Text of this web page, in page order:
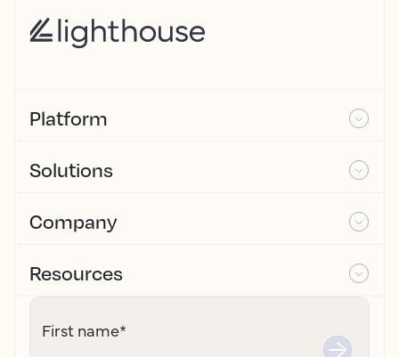
Platform
Solutions
Company
Resources
First name*